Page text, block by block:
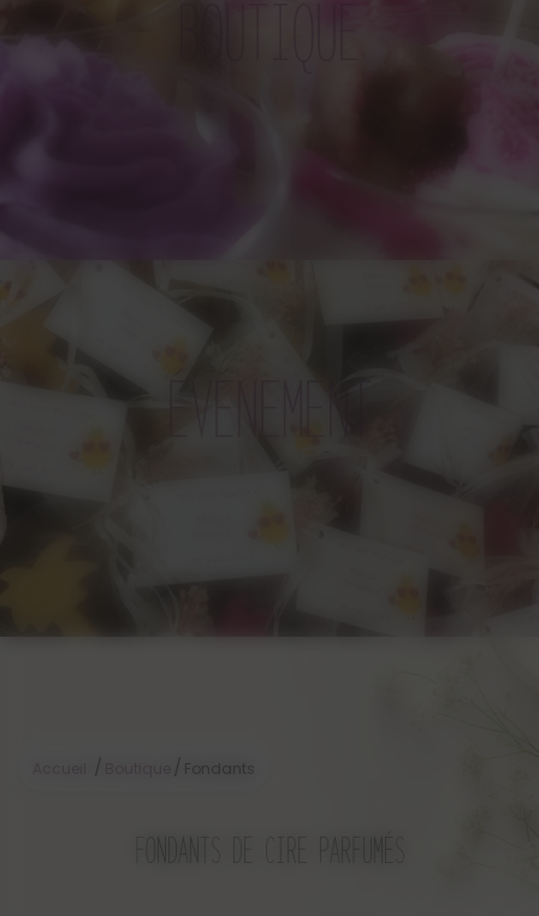
BOUTIQUE
ÉVÉNEMENT
/ / Fondants
FONDANTS DE CIRE PARFUMÉS